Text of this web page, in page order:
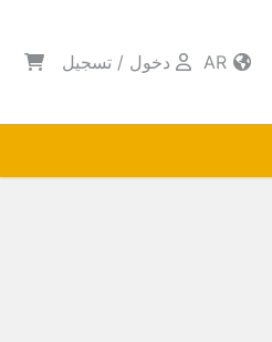
دخول / تسجيل